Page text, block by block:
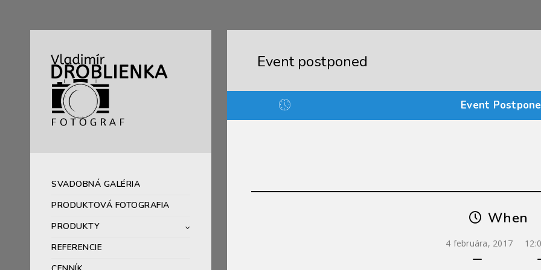
SVADOBNÁ GALÉRIA
PRODUKTOVÁ FOTOGRAFIA
PRODUKTY
REFERENCIE
Event postponed
Event
When
4 februára, 2017